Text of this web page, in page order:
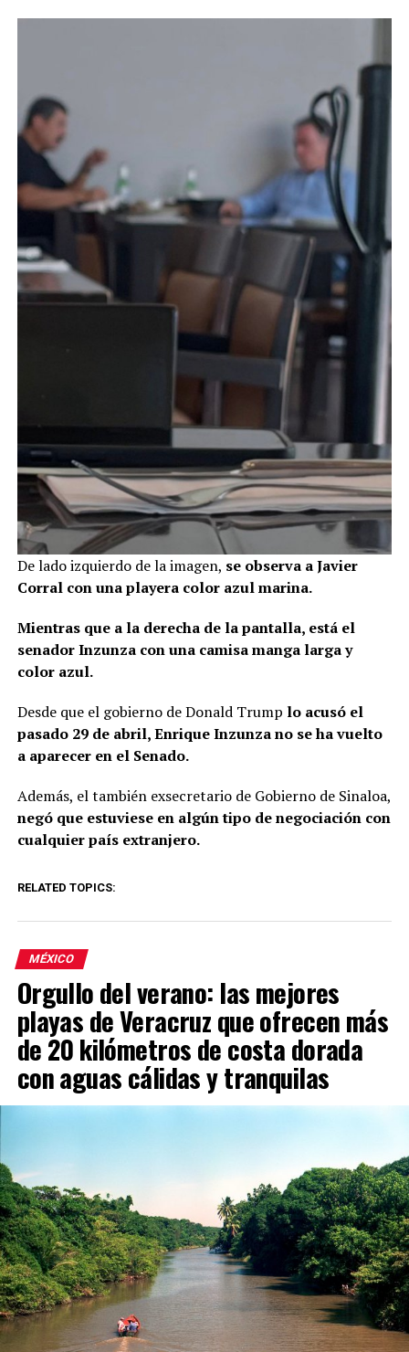
De lado izquierdo de la imagen, se observa a Javier
Corral con una playera color azul marina.
Mientras que a la derecha de la pantalla, está el
senador Inzunza con una camisa manga larga y
color azul.
Desde que el gobierno de Donald Trump lo acusó el
pasado 29 de abril, Enrique Inzunza no se ha vuelto
a aparecer en el Senado.
Además, el también exsecretario de Gobierno de Sinaloa,
negó que estuviese en algún tipo de negociación con
cualquier país extranjero.
RELATED TOPICS:
MÉXICO
Orgullo del verano: las mejores
playas de Veracruz que ofrecen más
de 20 kilómetros de costa dorada
con aguas cálidas y tranquilas